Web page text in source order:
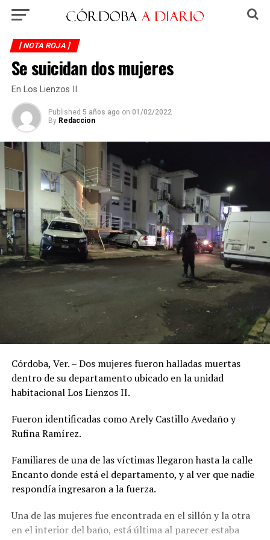
[ NOTA ROJA ]
Se suicidan dos mujeres
En Los Lienzos II.
Published 5 años ago on 01/02/2022
By Redaccion
Córdoba, Ver. – Dos mujeres fueron halladas muertas
dentro de su departamento ubicado en la unidad
habitacional Los Lienzos II.
Fueron identificadas como Arely Castillo Avedaño y
Rufina Ramírez.
Familiares de una de las víctimas llegaron hasta la calle
Encanto donde está el departamento, y al ver que nadie
respondía ingresaron a la fuerza.
Una de las mujeres fue encontrada en el sillón y la otra
en el interior del baño, está última al parecer estaba